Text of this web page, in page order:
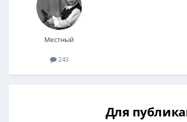
Местный
243
Для